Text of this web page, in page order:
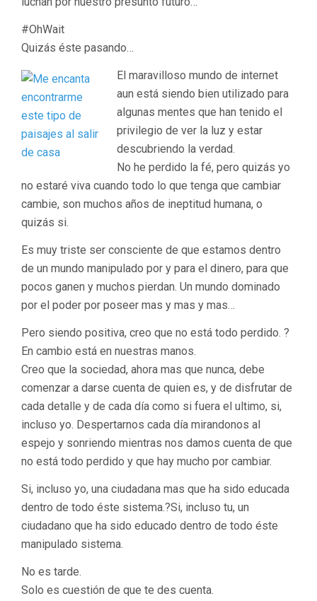
#OhWait
Quizás éste pasando…
El maravilloso mundo de internet
aun está siendo bien utilizado para
algunas mentes que han tenido el
privilegio de ver la luz y estar
descubriendo la verdad.
No he perdido la fé, pero quizás yo
no estaré viva cuando todo lo que tenga que cambiar
cambie, son muchos años de ineptitud humana, o
quizás si.
Es muy triste ser consciente de que estamos dentro
de un mundo manipulado por y para el dinero, para que
pocos ganen y muchos pierdan. Un mundo dominado
por el poder por poseer mas y mas y mas…
Pero siendo positiva, creo que no está todo perdido. ?
En cambio está en nuestras manos.
Creo que la sociedad, ahora mas que nunca, debe
comenzar a darse cuenta de quien es, y de disfrutar de
cada detalle y de cada día como si fuera el ultimo, si,
incluso yo. Despertarnos cada día mirandonos al
espejo y sonriendo mientras nos damos cuenta de que
no está todo perdido y que hay mucho por cambiar.
Si, incluso yo, una ciudadana mas que ha sido educada
dentro de todo éste sistema.?Si, incluso tu, un
ciudadano que ha sido educado dentro de todo éste
manipulado sistema.
No es tarde.
Solo es cuestión de que te des cuenta.